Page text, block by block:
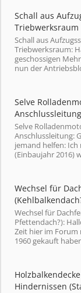
Schall aus
Triebwerksraum
Schall aus
Triebwerksraum:
geschossigen
nun der
Selve
Anschlussleitung
Selve
Anschlussleitung:
jemand helfen:
(Einbaujahr 2016)
Wechsel für
Wechsel für
Pfettendach?):
Zeit hier im Forum
1960 gekauft
Hindernissen